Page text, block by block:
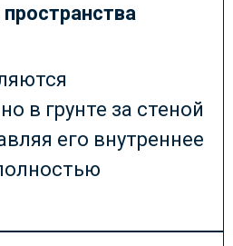
в грунте за стеной
его внутреннее